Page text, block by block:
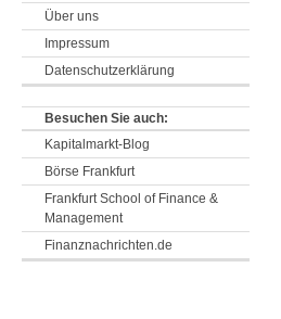
Über uns
Impressum
Datenschutzerklärung
Besuchen Sie auch:
Kapitalmarkt-Blog
Börse Frankfurt
Frankfurt School of Finance &
Management
Finanznachrichten.de